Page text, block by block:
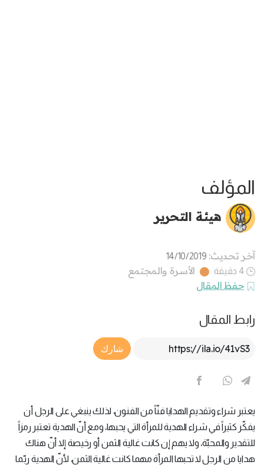
المؤلف
هيئة التحرير
آخر تحديث: 14/10/2019
4 دقيقة
الأسرة والمجتمع
حفظ المقال
رابط المقال
Article Link
شارك
يعتبر شراء وتقديم الهدايا فنّاً من الفنون، لذلك ينبغي على الرجل أن
يفكّر كثيراً في شراء الهدية للمرأة التي يحبها، ومع أنّ الهدية تعتبر رمزاً
للتقدير والمحبّة، ولا يهم إن كانت غالية الثمن أو رخيصة إلا أنّ هناك
هدايا من الرجل لا تحبها المرأة مهما كانت غالية الثمن، لأنّ الهدية ربّما